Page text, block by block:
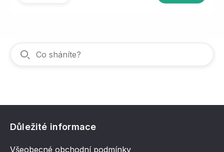
Důležité informace
Všeobecné obchodní podmínky